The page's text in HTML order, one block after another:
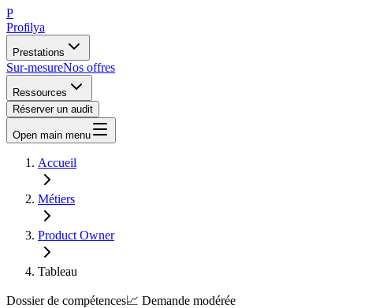
P
Profilya
Prestations
Sur-mesureNos offres
Ressources
Réserver un audit
Open main menu
Accueil
Métiers
Product Owner
Tableau
Dossier de compétences📈 Demande modérée